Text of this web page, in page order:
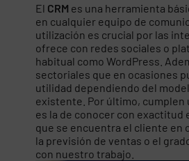
El CRM es una herramienta
en cualquier equipo de
utilización es crucial por las
ofrece con redes sociales o
habitual como WordPress.
sectoriales que en ocasiones
utilidad dependiendo del
existente. Por último, cumplen
es la de conocer con exactitud
que se encuentra el cliente en
la previsión de ventas o el
con nuestro trabajo.